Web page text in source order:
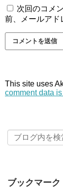
次回のコメ
前、メールアド
This site uses
comment data
ブックマーク